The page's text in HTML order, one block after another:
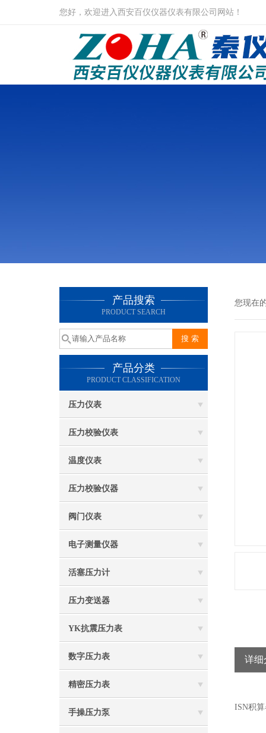
您好，欢迎进入西安百仪仪器仪表有限公司网站！
产品搜索
PRODUCT SEARCH
产品分类
PRODUCT CLASSIFICATION
压力仪表
压力校验仪表
温度仪表
压力校验仪器
阀门仪表
电子测量仪器
活塞压力计
压力变送器
YK抗震压力表
数字压力表
精密压力表
手操压力泵
您现在
详细
ISN积算